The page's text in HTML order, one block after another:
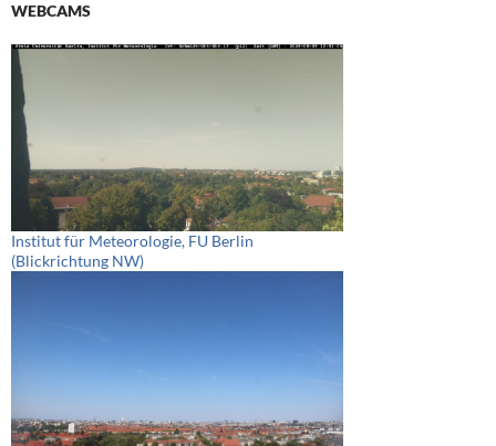
WEBCAMS
Institut für Meteorologie, FU Berlin
(Blickrichtung NW)